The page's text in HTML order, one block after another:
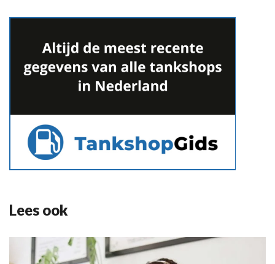
Lees ook